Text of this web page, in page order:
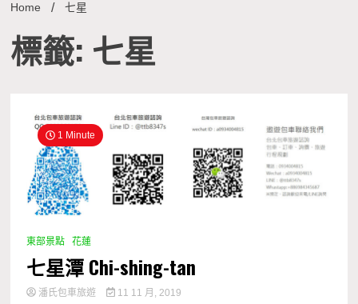
Home 七星
標籤: 七星
1 Minute
東部景點 花蓮
七星潭 Chi-shing-tan
潘氏包車旅遊 11 11 月, 2019